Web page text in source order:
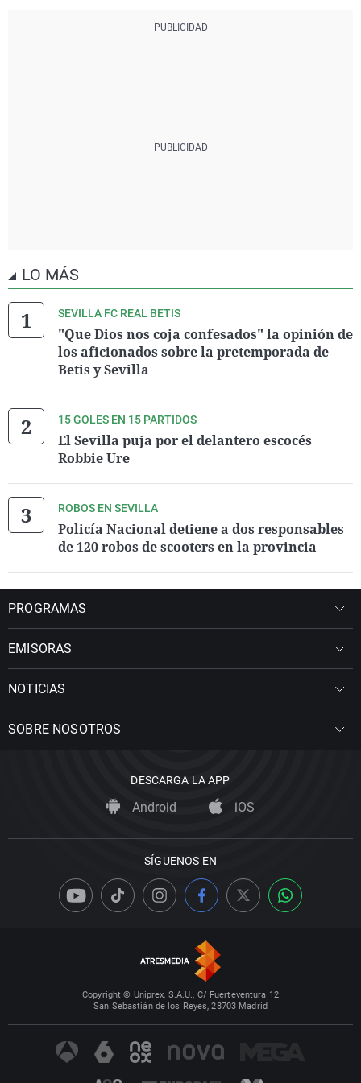
LO MÁS
SEVILLA FC REAL BETIS
"Que Dios nos coja confesados" la opinión de
los aficionados sobre la pretemporada de
Betis y Sevilla
15 GOLES EN 15 PARTIDOS
El Sevilla puja por el delantero escocés
Robbie Ure
ROBOS EN SEVILLA
Policía Nacional detiene a dos responsables
de 120 robos de scooters en la provincia
PROGRAMAS
EMISORAS
NOTICIAS
SOBRE NOSOTROS
DESCARGA LA APP
Android iOS
SÍGUENOS EN
Copyright © Uniprex, S.A.U., C/ Fuerteventura 12
San Sebastián de los Reyes, 28703 Madrid